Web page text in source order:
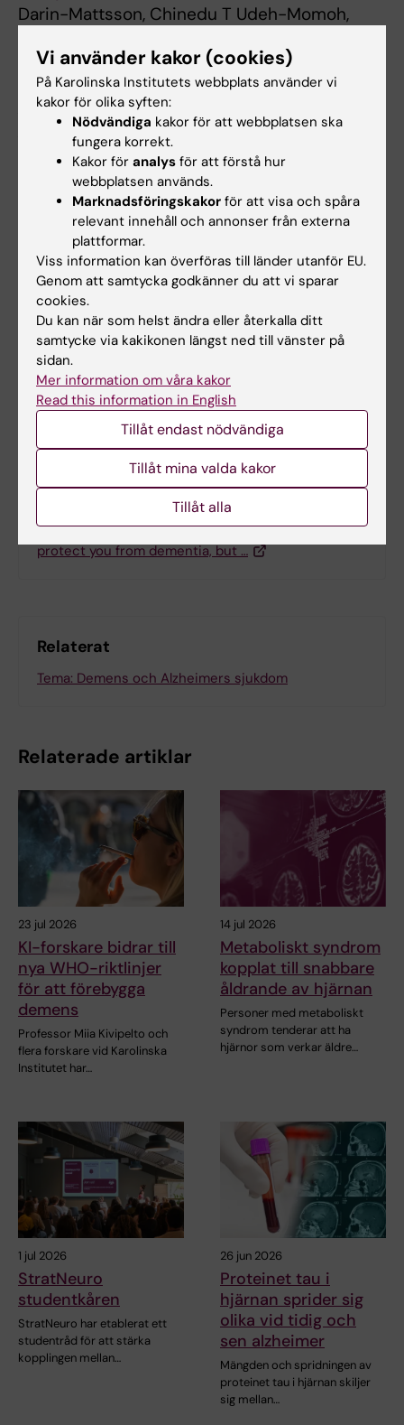
Darin-Mattsson, Chinedu T Udeh-Momoh,
Aspö, Göran Hagman, Miia Kivipelto, Alina
Solomon, Anna Marseglia, Shireen Sindi.
Alzheimer's & Dementia: The Journal of the
Alzheimer's Association, online 4 juni 2024,
doi: 10.1002/alz.13866.
Tags
Alzheimers sjukdom
Uppdaterad av:
Felicia Lindberg
2024-06-11
Dela
Mer om det här ämnet
Artikel i The Conversation: An active brain can
protect you from dementia, but …
Relaterat
Tema: Demens och Alzheimers sjukdom
Relaterade artiklar
23 jul 2026
KI-forskare bidrar till
nya WHO-riktlinjer
för att förebygga
demens
Professor Miia Kivipelto och
flera forskare vid Karolinska
Institutet har…
14 jul 2026
Metaboliskt syndrom
kopplat till snabbare
åldrande av hjärnan
Personer med metaboliskt
syndrom tenderar att ha
hjärnor som verkar äldre…
1 jul 2026
StratNeuro
studentkåren
StratNeuro har etablerat ett
studentråd för att stärka
kopplingen mellan…
26 jun 2026
Proteinet tau i
hjärnan sprider sig
olika vid tidig och
sen alzheimer
Mängden och spridningen av
proteinet tau i hjärnan skiljer
sig mellan…
Vi använder kakor (cookies)
På Karolinska Institutets webbplats använder vi
kakor för olika syften:
Nödvändiga kakor för att webbplatsen ska
fungera korrekt.
Kakor för analys för att förstå hur
webbplatsen används.
Marknadsföringskakor för att visa och spåra
relevant innehåll och annonser från externa
plattformar.
Viss information kan överföras till länder utanför EU.
Genom att samtycka godkänner du att vi sparar
cookies.
Du kan när som helst ändra eller återkalla ditt
samtycke via kakikonen längst ned till vänster på
sidan.
Mer information om våra kakor
Read this information in English
Tillåt endast nödvändiga
Tillåt mina valda kakor
Tillåt alla